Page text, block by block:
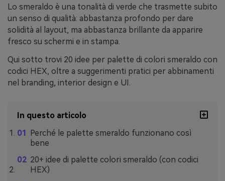
Lo smeraldo è una tonalità di verde che trasmette subito
un senso di qualità: abbastanza profondo per dare
solidità al layout, ma abbastanza brillante da apparire
fresco su schermi e in stampa.
Qui sotto trovi 20 idee per palette di colori smeraldo con
codici HEX, oltre a suggerimenti pratici per abbinamenti
nel branding, interior design e UI.
In questo articolo
Perché le palette smeraldo funzionano così
bene
20+ idee di palette colori smeraldo (con codici
HEX)